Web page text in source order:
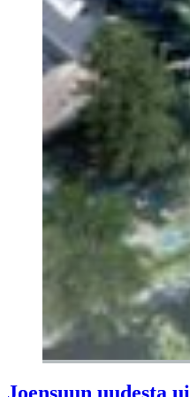
Joensuun uudesta